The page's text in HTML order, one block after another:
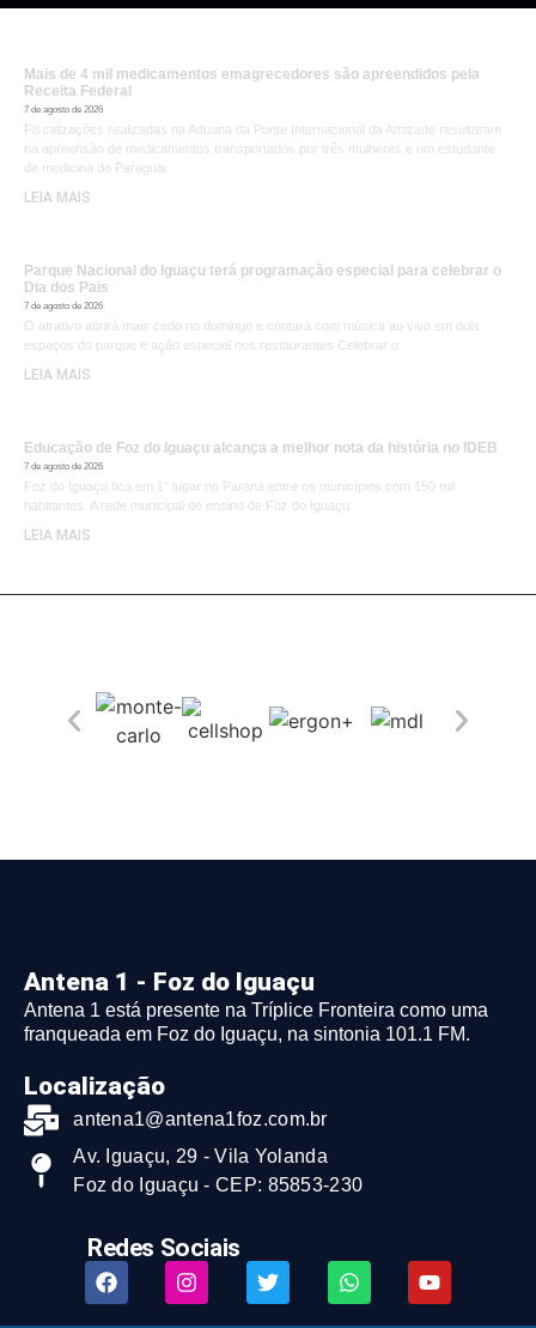
Mais de 4 mil medicamentos emagrecedores são apreendidos pela
Receita Federal
7 de agosto de 2026
Fiscalizações realizadas na Aduana da Ponte Internacional da Amizade resultaram
na apreensão de medicamentos transportados por três mulheres e um estudante
de medicina do Paraguai
LEIA MAIS
Parque Nacional do Iguaçu terá programação especial para celebrar o
Dia dos Pais
7 de agosto de 2026
O atrativo abrirá mais cedo no domingo e contará com música ao vivo em dois
espaços do parque e ação especial nos restaurantes Celebrar o
LEIA MAIS
Educação de Foz do Iguaçu alcança a melhor nota da história no IDEB
7 de agosto de 2026
Foz do Iguaçu fica em 1° lugar no Paraná entre os municípios com 150 mil
habitantes. A rede municipal de ensino de Foz do Iguaçu
LEIA MAIS
Antena 1 - Foz do Iguaçu
Antena 1 está presente na Tríplice Fronteira como uma
franqueada em Foz do Iguaçu, na sintonia 101.1 FM.
Localização
antena1@antena1foz.com.br
Av. Iguaçu, 29 - Vila Yolanda
Foz do Iguaçu - CEP: 85853-230
Redes Sociais